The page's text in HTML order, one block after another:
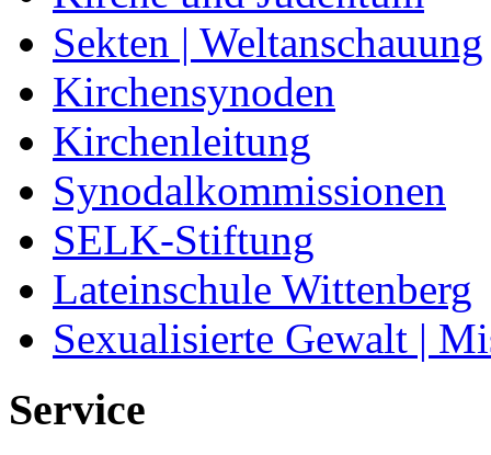
Sekten | Weltanschauung
Kirchensynoden
Kirchenleitung
Synodalkommissionen
SELK-Stiftung
Lateinschule Wittenberg
Sexualisierte Gewalt |
Service